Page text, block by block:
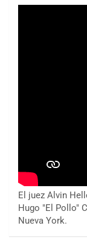
El juez Alvin
Hugo "El Pollo"
Nueva York.